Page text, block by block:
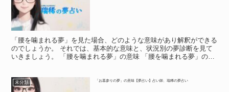
「腰を噛まれる夢」を見た場合、どのような意味があり解釈ができる
のでしょうか。 それでは、基本的な意味と、状況別の夢診断を見て
いきましょう。 「腰を噛まれる夢」の意味 「腰を噛まれる夢」の意
未分類 「お墓参りの夢」の意味【夢占い】占い師、瑞稀の夢占い